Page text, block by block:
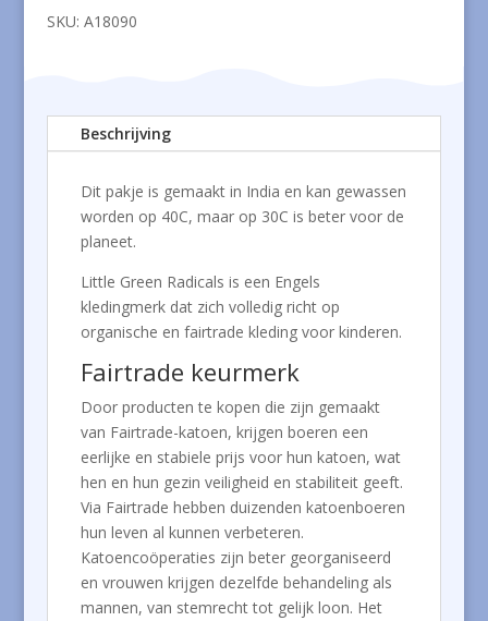
SKU: A18090
Beschrijving
Dit pakje is gemaakt in India en kan gewassen
worden op 40C, maar op 30C is beter voor de
planeet.
Little Green Radicals is een Engels
kledingmerk dat zich volledig richt op
organische en fairtrade kleding voor kinderen.
Fairtrade keurmerk
Door producten te kopen die zijn gemaakt
van Fairtrade-katoen, krijgen boeren een
eerlijke en stabiele prijs voor hun katoen, wat
hen en hun gezin veiligheid en stabiliteit geeft.
Via Fairtrade hebben duizenden katoenboeren
hun leven al kunnen verbeteren.
Katoencoöperaties zijn beter georganiseerd
en vrouwen krijgen dezelfde behandeling als
mannen, van stemrecht tot gelijk loon. Het